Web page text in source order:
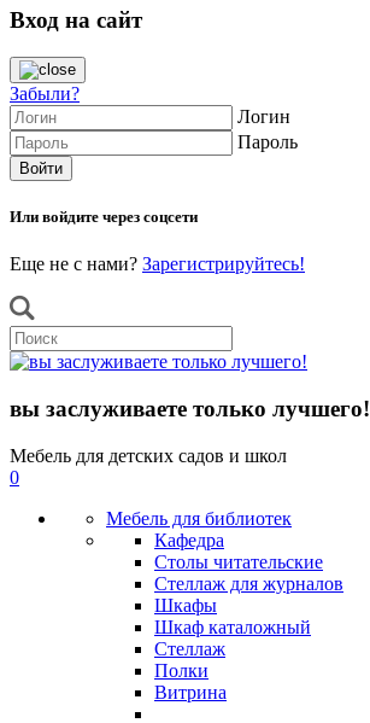
Вход на сайт
Забыли?
Логин
Пароль
Или войдите через соцсети
Еще не с нами? Зарегистрируйтесь!
вы заслуживаете только лучшего!
Мебель для детских садов и школ
0
Мебель для библиотек
Кафедра
Столы читательские
Стеллаж для журналов
Шкафы
Шкаф каталожный
Стеллаж
Полки
Витрина